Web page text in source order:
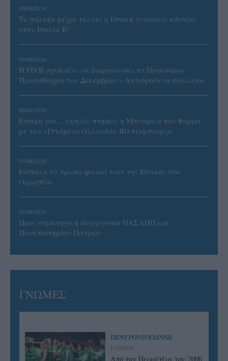
06/08/2026
Το πάλεψε μέχρι τέλους η Εθνική γυναικών κόντρα
στην Ιταλία Β’
06/08/2026
Η FIVB σχεδιάζει να διοργανώσει το Παγκόσμιο
Πρωτάθλημα τον Δεκέμβριο – Αντιδρούν οι σύλλογοι
06/08/2026
Έτοιμη για… υψηλές πτήσεις η Μπενφίκα του Ψάρρα
με τον «Ιπτάμενο Ολλανδό» Βίλτενμπουργκ
05/08/2026
Ισόπαλο το πρωτο φιλικό τεστ της Εθνικής στο
Ουρμπίνο
05/08/2026
Προς στρατηγική συνεργασία ΠΑΣΑΠΠ και
Πανεπιστημίου Πατρών
ΓΝΩΜΕΣ
ΠΕΝΥ ΡΟΝΤΟΓΙΑΝΝΗ
11/03/2026
Από την Περούτζια του 2000